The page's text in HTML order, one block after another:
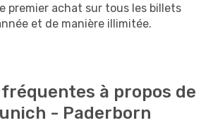
premier achat sur tous les billets
et de manière illimitée.
à propos de
- Paderborn